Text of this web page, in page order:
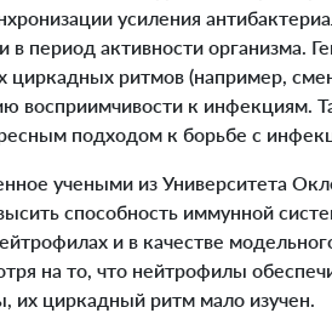
усиления
период активности организма.
циркадных ритмов (например,
восприимчивости к инфекциям.
подходом к борьбе с
учеными из Университета
способность иммунной
и в качестве
на то, что нейтрофилы
их циркадный ритм мало изучен.